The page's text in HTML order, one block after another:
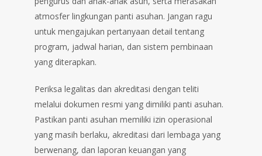
atmosfer lingkungan panti asuhan. Jangan ragu
untuk mengajukan pertanyaan detail tentang
program, jadwal harian, dan sistem pembinaan
yang diterapkan.
Periksa legalitas dan akreditasi dengan teliti
melalui dokumen resmi yang dimiliki panti asuhan.
Pastikan panti asuhan memiliki izin operasional
yang masih berlaku, akreditasi dari lembaga yang
berwenang, dan laporan keuangan yang